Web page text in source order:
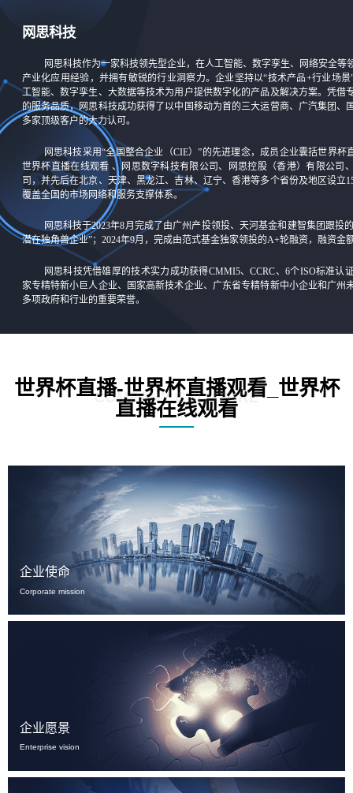
网思科技
网思科技作为一家科技领先型企业，在人工智能、数字孪生、网络安全等
产业化应用经验，并拥有敏锐的行业洞察力。企业坚持以“技术产品+行业场
工智能、数字孪生、大数据等技术为用户提供数字化的产品及解决方案。凭借
的服务品质，网思科技成功获得了以中国移动为首的三大运营商、广汽集团、
多家顶级客户的大力认可。
网思科技采用“全国整合企业（CIE）”的先进理念，成员企业囊括世界杯
世界杯直播在线观看 、网思数字科技有限公司、网思控股（香港）有限公司
司，并先后在北京、天津、黑龙江、吉林、辽宁、香港等多个省份及地区设立
覆盖全国的市场网络和服务支撑体系。
网思科技于2023年8月完成了由广州产投领投、天河基金和建智集团跟投
潜在独角兽企业”；2024年9月，完成由范式基金独家领投的A+轮融资，融资金
网思科技凭借雄厚的技术实力成功获得CMMI5、CCRC、6个ISO标准认
家专精特新小巨人企业、国家高新技术企业、广东省专精特新中小企业和广州
多项政府和行业的重要荣誉。
世界杯直播-世界杯直播观看_世界杯
直播在线观看
COMPANY CULUTURE
企业使命
Corporate mission
企业愿景
Enterprise vision